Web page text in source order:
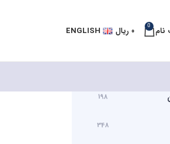
نام 0 ۰ ریال ENGLISH
198
348